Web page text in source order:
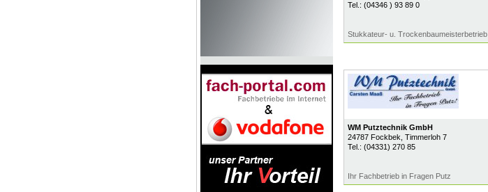
Tel.: (04346 ) 93 89 0
Stukkateur- u. Trockenbaumeisterbetrieb
WM Putztechnik GmbH
24787 Fockbek , Timmerloh 7
Tel.: (04331) 270 85
Ihr Fachbetrieb in Fragen Putz